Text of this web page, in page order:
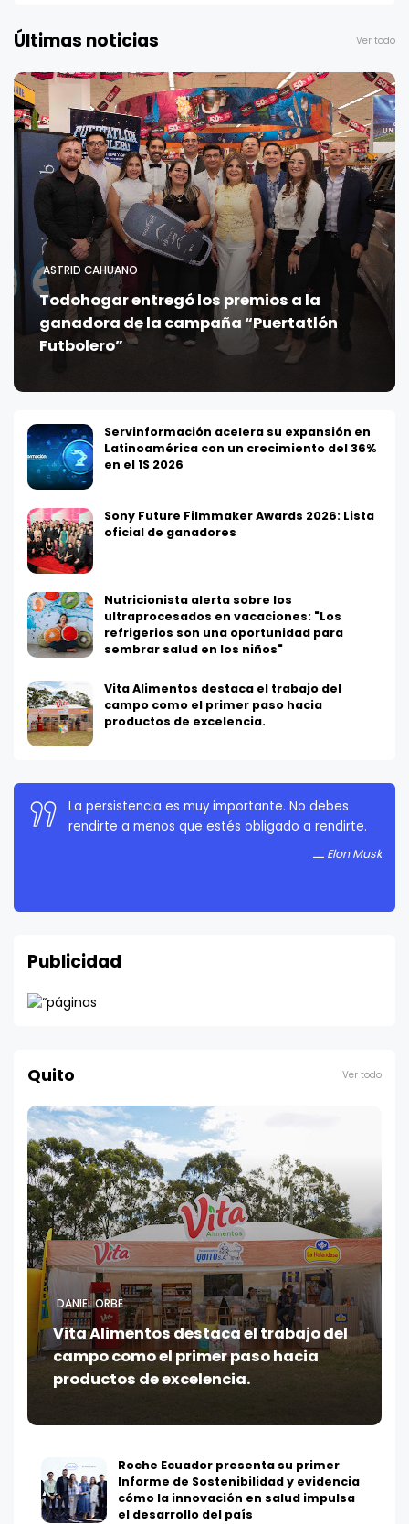
Últimas noticias Ver todo
ASTRID CAHUANO
Todohogar entregó los premios a la
ganadora de la campaña “Puertatlón
Futbolero”
Servinformación acelera su expansión en
Latinoamérica con un crecimiento del 36%
en el 1S 2026
Sony Future Filmmaker Awards 2026: Lista
oficial de ganadores
Nutricionista alerta sobre los
ultraprocesados en vacaciones: "Los
refrigerios son una oportunidad para
sembrar salud en los niños"
Vita Alimentos destaca el trabajo del
campo como el primer paso hacia
productos de excelencia.
La persistencia es muy importante. No debes
rendirte a menos que estés obligado a rendirte.
Elon Musk
Publicidad
Quito Ver todo
DANIEL ORBE
Vita Alimentos destaca el trabajo del
campo como el primer paso hacia
productos de excelencia.
Roche Ecuador presenta su primer
Informe de Sostenibilidad y evidencia
cómo la innovación en salud impulsa
el desarrollo del país